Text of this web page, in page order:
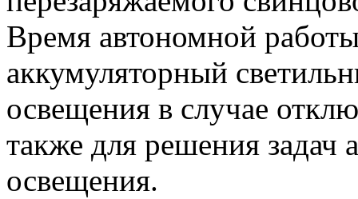
Время автономной
аккумуляторный
освещения в случае
также для решения задач
освещения.